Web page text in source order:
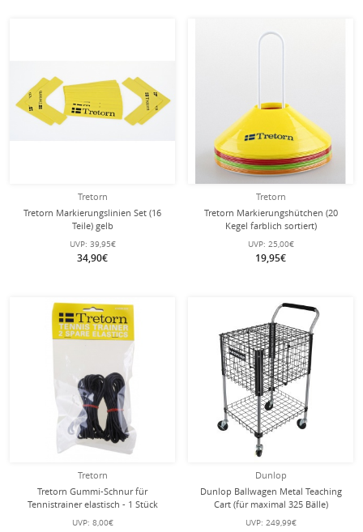
Tretorn
Tretorn Markierungslinien Set (16
Teile) gelb
UVP: 39,95€
34,90€
Tretorn
Tretorn Markierungshütchen (20
Kegel farblich sortiert)
UVP: 25,00€
19,95€
Tretorn
Tretorn Gummi-Schnur für
Tennistrainer elastisch - 1 Stück
UVP: 8,00€
Dunlop
Dunlop Ballwagen Metal Teaching
Cart (für maximal 325 Bälle)
UVP: 249,99€